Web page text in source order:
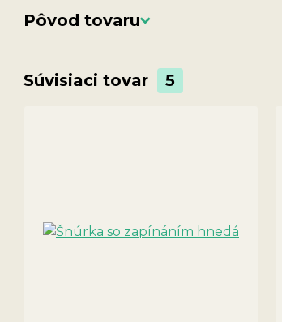
Pôvod tovaru
Súvisiaci tovar 5